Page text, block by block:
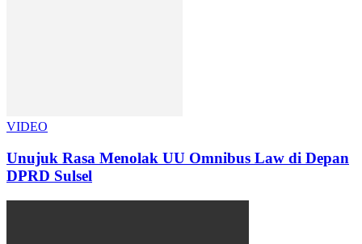
VIDEO
Unujuk Rasa Menolak UU Omnibus Law di Depan
DPRD Sulsel